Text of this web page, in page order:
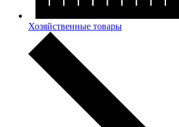
Хозяйственные товары